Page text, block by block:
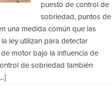
puesto de control de
sobriedad, puntos de
una medida común que las
ley utilizan para detectar
motor bajo la influencia de
de sobriedad también